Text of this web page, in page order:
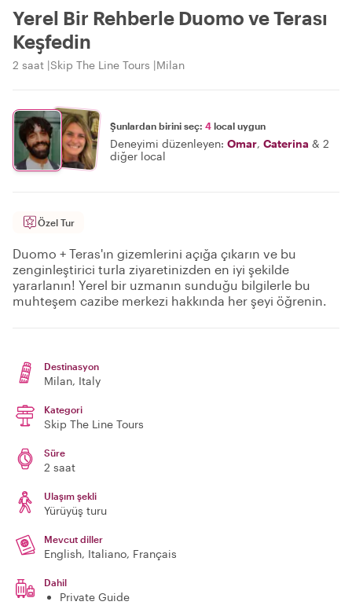
Yerel Bir Rehberle Duomo ve Terası
Keşfedin
2 saat Skip The Line Tours Milan
Şunlardan birini seç: 4 local uygun
Deneyimi düzenleyen: Omar, Caterina & 2
diğer local
Özel Tur
Duomo + Teras'ın gizemlerini açığa çıkarın ve bu
zenginleştirici turla ziyaretinizden en iyi şekilde
yararlanın! Yerel bir uzmanın sunduğu bilgilerle bu
muhteşem cazibe merkezi hakkında her şeyi öğrenin.
Destinasyon
Milan, Italy
Kategori
Skip The Line Tours
Süre
2 saat
Ulaşım şekli
Yürüyüş turu
Mevcut diller
English, Italiano, Français
Dahil
Private Guide